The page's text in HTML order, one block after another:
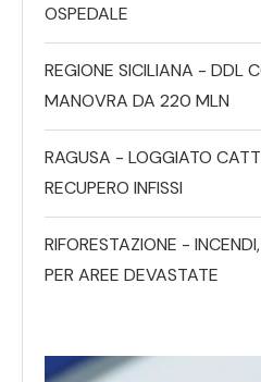
OSPEDALE
REGIONE SICILIANA - DDL
MANOVRA DA 220 MLN
RAGUSA - LOGGIATO
RECUPERO INFISSI
RIFORESTAZIONE -
PER AREE DEVASTATE